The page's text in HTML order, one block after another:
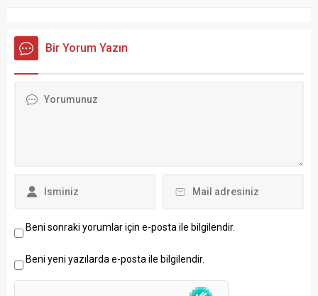
Bir Yorum Yazın
Beni sonraki yorumlar için e-posta ile bilgilendir.
Beni yeni yazılarda e-posta ile bilgilendir.